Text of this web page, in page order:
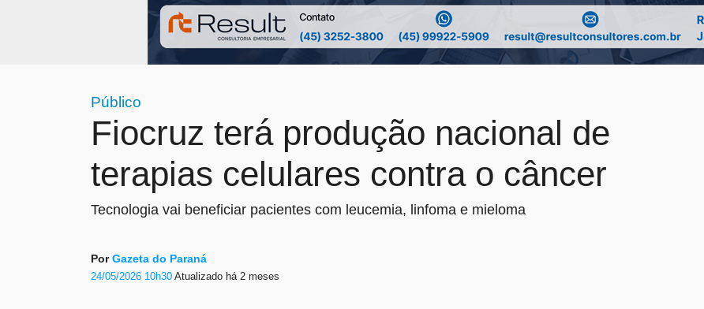
Público
Fiocruz terá produção nacional de
terapias celulares contra o câncer
Tecnologia vai beneficiar pacientes com leucemia, linfoma e mieloma
PorGazeta do Paraná
24/05/2026 10h30Atualizado há 2 meses